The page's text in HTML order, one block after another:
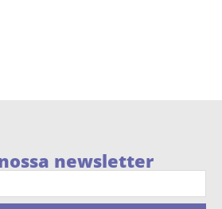
newsletter